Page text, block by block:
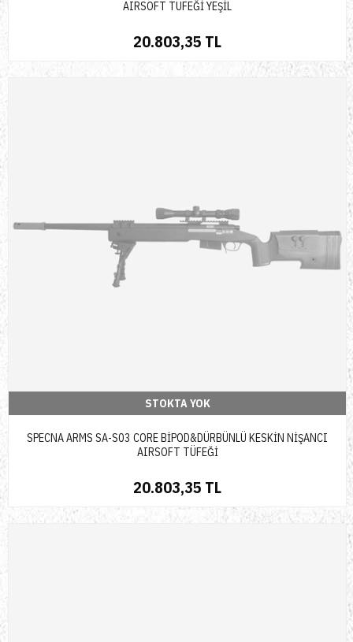
AIRSOFT TÜFEĞİ YEŞİL
20.803,35 TL
STOKTA YOK
SPECNA ARMS SA-S03 CORE BİPOD&DÜRBÜNLÜ KESKİN NİŞANCI
AIRSOFT TÜFEĞİ
20.803,35 TL